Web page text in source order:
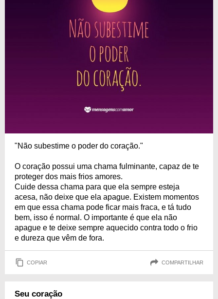
"Não subestime o poder do coração."
O coração possui uma chama fulminante, capaz de te
proteger dos mais frios amores.
Cuide dessa chama para que ela sempre esteja
acesa, não deixe que ela apague. Existem momentos
em que essa chama pode ficar mais fraca, e tá tudo
bem, isso é normal. O importante é que ela não
apague e te deixe sempre aquecido contra todo o frio
e dureza que vêm de fora.
COPIAR COMPARTILHAR
Seu coração